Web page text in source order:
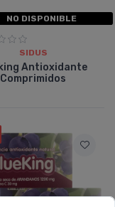
NO DISPONIBLE
SIDUS
Antioxidante